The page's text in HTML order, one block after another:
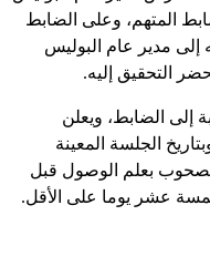
المتهم، وعلى الضابط
مدير عام البوليس
التحقيق إليه.
إلى الضابط، ويعلن
الجلسة المعينة
بعلم الوصول قبل
عشر يوما على الأقل.